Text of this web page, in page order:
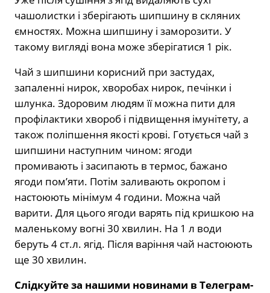
чашолистки і зберігають шипшину в скляних
ємностях. Можна шипшину і заморозити. У
такому вигляді вона може зберігатися 1 рік.
Чай з шипшини корисний при застудах,
запаленні нирок, хворобах нирок, печінки і
шлунка. Здоровим людям її можна пити для
профілактики хвороб і підвищення імунітету, а
також поліпшення якості крові. Готується чай з
шипшини наступним чином: ягоди
промивають і засипають в термос, бажано
ягоди пом’яти. Потім заливають окропом і
настоюють мінімум 4 години. Можна чай
варити. Для цього ягоди варять під кришкою на
маленькому вогні 30 хвилин. На 1 л води
беруть 4 ст.л. ягід. Після варіння чай настоюють
ще 30 хвилин.
Слідкуйте за нашими новинами в Телеграм-